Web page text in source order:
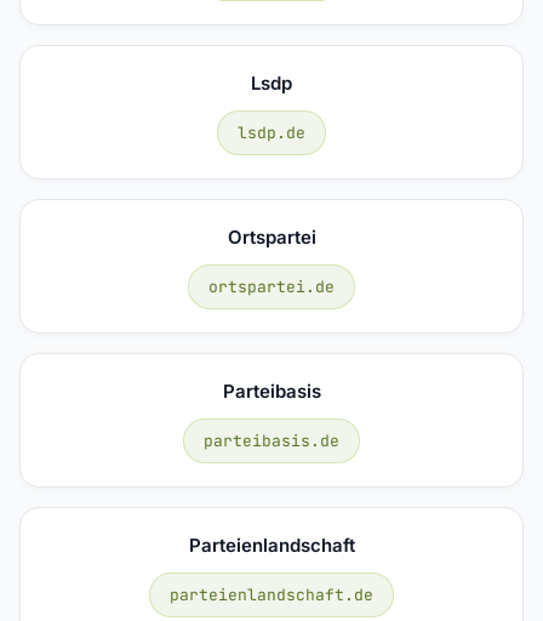
Lsdp
lsdp.de
Ortspartei
ortspartei.de
Parteibasis
parteibasis.de
Parteienlandschaft
parteienlandschaft.de